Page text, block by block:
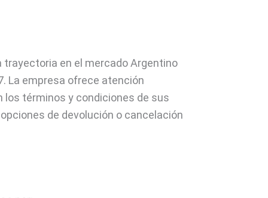
en el mercado Argentino
La empresa ofrece atención
los términos y condiciones de sus
de devolución o cancelación